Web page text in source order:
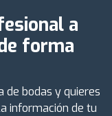
a
forma
de bodas y quieres
información de tu